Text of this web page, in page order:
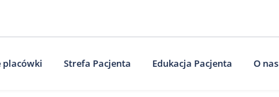
placówki Strefa Pacjenta Edukacja Pacjenta O nas